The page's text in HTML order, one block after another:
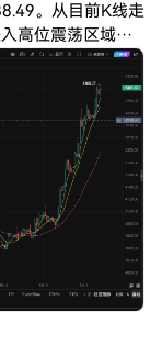
。从目前K线走
高位震荡区域，
到价格不断创新